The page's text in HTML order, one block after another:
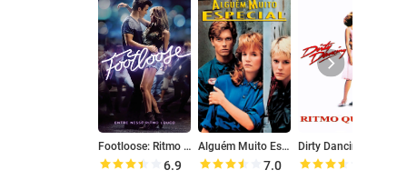
Footloose: Ritmo Contagiante
6.9
Alguém Muito Especial
7.0